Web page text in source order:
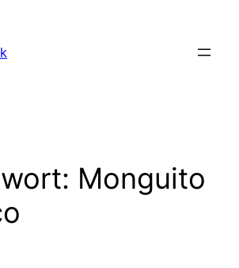
Monguito